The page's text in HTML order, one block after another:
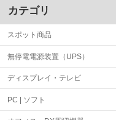
カテゴリ
スポット商品
無停電電源装置（UPS）
ディスプレイ・テレビ
PC | ソフト